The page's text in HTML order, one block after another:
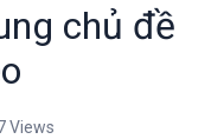
chủ đề
Views